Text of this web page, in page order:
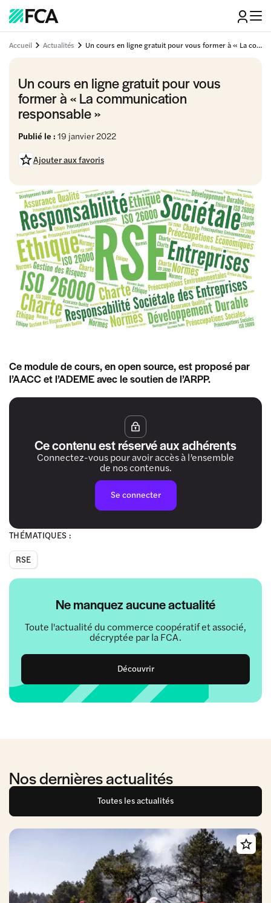
Accueil Actualités Un cours en ligne gratuit pour vous former à « La communication responsable »
Un cours en ligne gratuit pour vous
former à « La communication
responsable »
Publié le : 19 janvier 2022
Ajouter aux favoris
THÉMATIQUES :
RSE
Ne manquez aucune actualité
Toute l'actualité du commerce coopératif et associé,
décryptée par la FCA.
Découvrir
Ce module de cours, en open source, est proposé par
l’AACC et l’ADEME avec le soutien de l’ARPP.
Ce contenu est réservé aux adhérents
Connectez-vous pour avoir accès à l’ensemble
de nos contenus.
Se connecter
Nos dernières actualités
Toutes les actualités